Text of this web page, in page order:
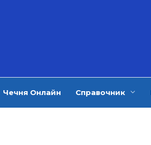
Чечня Онлайн Справочник